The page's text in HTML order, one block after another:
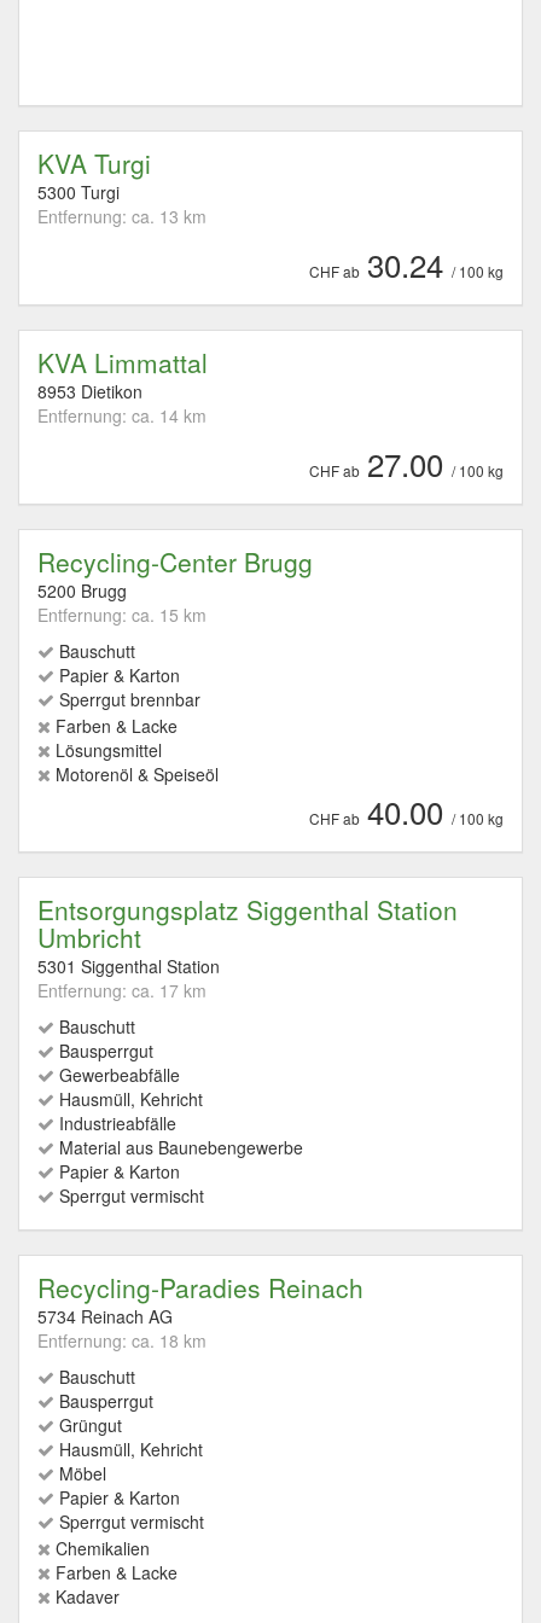
KVA Turgi
5300 Turgi
Entfernung: ca. 13 km
CHF ab 30.24 / 100 kg
KVA Limmattal
8953 Dietikon
Entfernung: ca. 14 km
CHF ab 27.00 / 100 kg
Recycling-Center Brugg
5200 Brugg
Entfernung: ca. 15 km
Bauschutt
Papier & Karton
Sperrgut brennbar
Farben & Lacke
Lösungsmittel
Motorenöl & Speiseöl
CHF ab 40.00 / 100 kg
Entsorgungsplatz Siggenthal Station
Umbricht
5301 Siggenthal Station
Entfernung: ca. 17 km
Bauschutt
Bausperrgut
Gewerbeabfälle
Hausmüll, Kehricht
Industrieabfälle
Material aus Baunebengewerbe
Papier & Karton
Sperrgut vermischt
Recycling-Paradies Reinach
5734 Reinach AG
Entfernung: ca. 18 km
Bauschutt
Bausperrgut
Grüngut
Hausmüll, Kehricht
Möbel
Papier & Karton
Sperrgut vermischt
Chemikalien
Farben & Lacke
Kadaver